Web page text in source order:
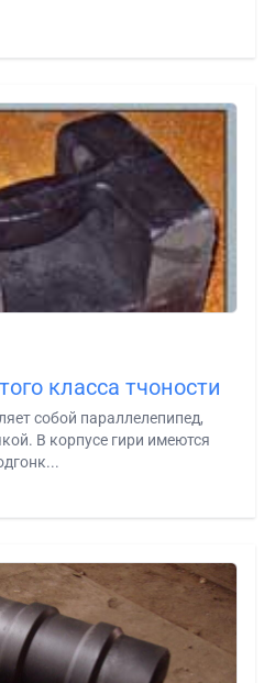
класса тчоности
собой параллелепипед,
В корпусе гири имеются